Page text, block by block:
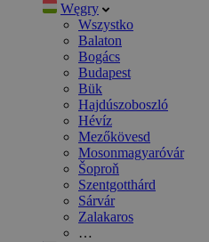
Węgry
Wszystko
Balaton
Bogács
Budapest
Bük
Hajdúszoboszló
Hévíz
Mezőkövesd
Mosonmagyaróvár
Šoproň
Szentgotthárd
Sárvár
Zalakaros
…